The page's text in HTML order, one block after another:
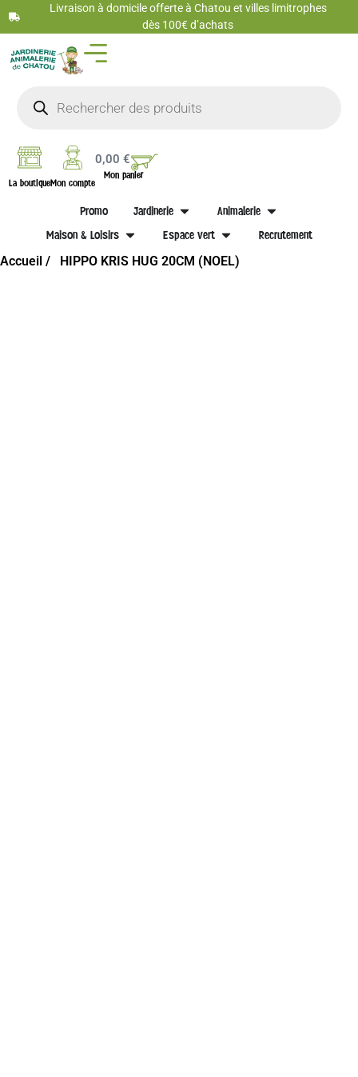
Livraison à domicile offerte à Chatou et villes limitrophes
dès 100€ d’achats
La boutiqueMon compte
0,00€
Mon panier
Promo Jardinerie
Animalerie
Maison & Loisirs
Espace vert Recrutement
Accueil / HIPPO KRIS HUG 20CM (NOEL)